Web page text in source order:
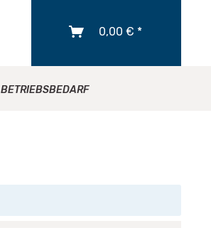
0,00 € *
BETRIEBSBEDARF